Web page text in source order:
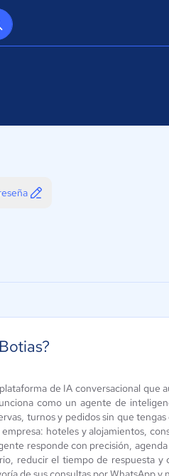
de IA conversacional que
como un agente de
turnos y pedidos sin que
hoteles y alojamientos,
responde con precisión,
reducir el tiempo de respuesta y